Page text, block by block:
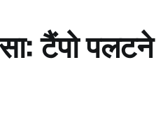
टैंपो